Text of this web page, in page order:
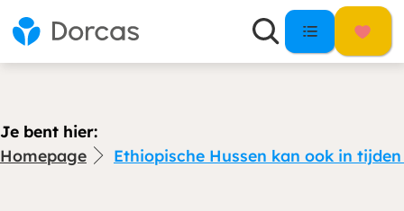
Je bent hier:
Homepage
Ethiopische Hussen kan ook in